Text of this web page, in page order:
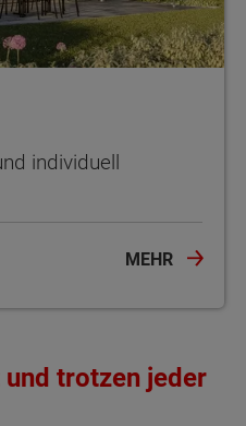
individuell
MEHR
trotzen jeder